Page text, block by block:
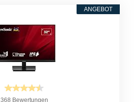
ANGEBOT
368 Bewertungen